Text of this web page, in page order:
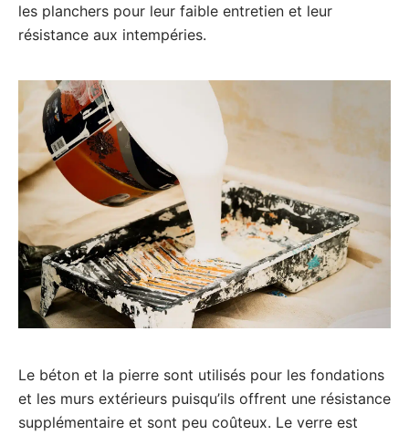
les planchers pour leur faible entretien et leur
résistance aux intempéries.
Le béton et la pierre sont utilisés pour les fondations
et les murs extérieurs puisqu’ils offrent une résistance
supplémentaire et sont peu coûteux. Le verre est